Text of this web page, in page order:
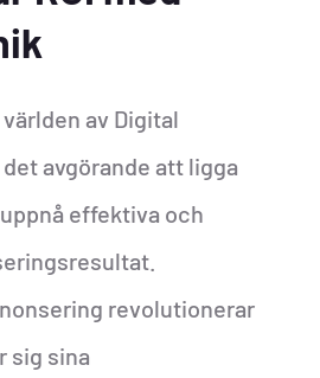
av Digital
avgörande att ligga
effektiva och
revolutionerar
sig sina